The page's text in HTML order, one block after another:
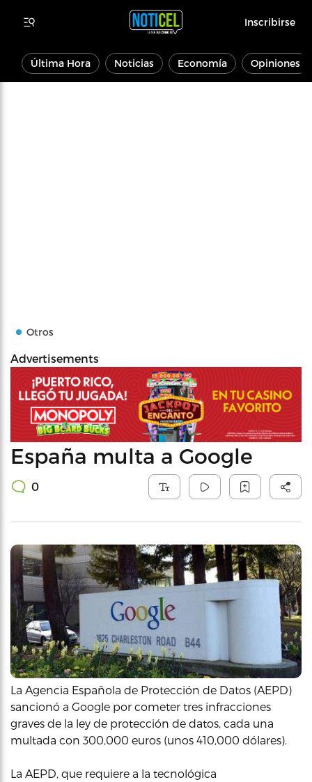
Inscribirse
Última Hora Noticias Economía Opiniones
Otros
Advertisements
España multa a Google
0
La Agencia Española de Protección de Datos (AEPD)
sancionó a Google por cometer tres infracciones
graves de la ley de protección de datos, cada una
multada con 300,000 euros (unos 410,000 dólares).
La AEPD, que requiere a la tecnológica